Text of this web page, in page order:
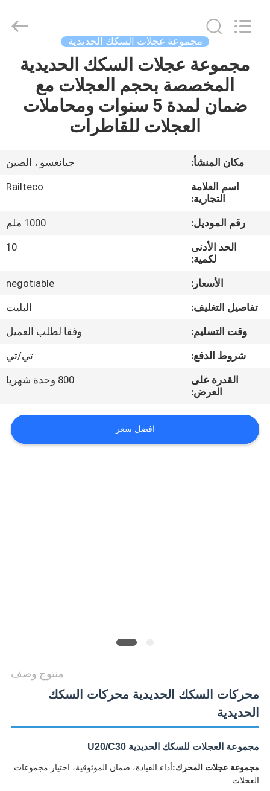
منزل،
معلومات
جولة
مراقبة
الجودة
اتصل
أخبار
Equipment
مجموعة عجلات السكك الحديدية
مجموعة عجلات السكك الحديدية
المخصصة بحجم العجلات مع
ضمان لمدة 5 سنوات ومحاملات
العجلات للقاطرات
مكان المنشأ:
جيانغسو ، الصين
اسم العلامة
التجارية:
Railteco
رقم الموديل:
1000 ملم
الحد الأدنى
لكمية:
10
الأسعار:
negotiable
تفاصيل التغليف:
البليت
وقت التسليم:
وفقا لطلب العميل
شروط الدفع:
تي/تي
القدرة على
العرض:
800 وحدة شهريا
افضل سعر
منتوج وصف
محركات السكك الحديدية محركات السكك
الحديدية
مجموعة العجلات للسكك الحديدية U20/C30
مجموعة عجلات المحرك:أداء القيادة، ضمان الموثوقية، اختيار مجموعات
العجلات